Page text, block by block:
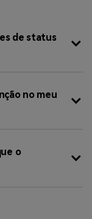
de status
no meu
o